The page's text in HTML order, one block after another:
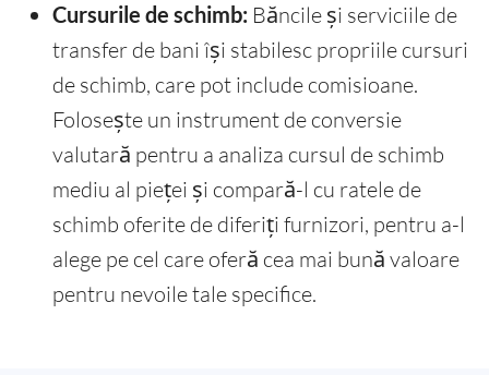
Cursurile de schimb: Băncile și serviciile de
transfer de bani își stabilesc propriile cursuri
de schimb, care pot include comisioane.
Folosește un instrument de conversie
valutară pentru a analiza cursul de schimb
mediu al pieței și compară-l cu ratele de
schimb oferite de diferiți furnizori, pentru a-l
alege pe cel care oferă cea mai bună valoare
pentru nevoile tale specifice.